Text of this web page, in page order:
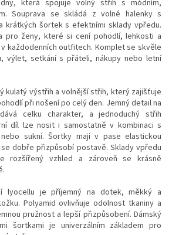
která spojuje volný střih s módním,
Souprava se skládá z volné halenky s
krátkých šortek s efektními sklady vpředu.
pro ženy, které si cení pohodlí, lehkosti a
každodenních outfitech. Komplet se skvěle
výlet, setkání s přáteli, nákupy nebo letní
kulatý výstřih a volnější střih, který zajišťuje
při nošení po celý den. Jemný detail na
celku charakter, a jednoduchý střih
díl lze nosit i samostatně v kombinaci s
sukní. Šortky mají v pase elastickou
dobře přizpůsobí postavě. Sklady vpředu
rozšířený vzhled a zároveň se krásně
lyocellu je příjemný na dotek, měkký a
Polyamid ovlivňuje odolnost tkaniny a
pružnost a lepší přizpůsobení. Dámský
šortkami je univerzálním základem pro